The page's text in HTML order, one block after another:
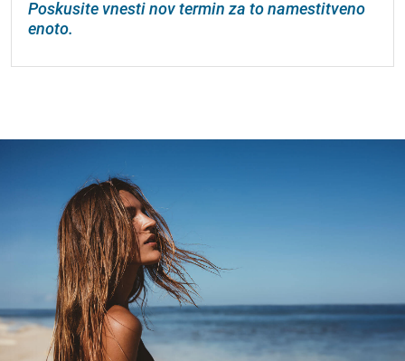
Poskusite vnesti nov termin za to namestitveno
enoto.